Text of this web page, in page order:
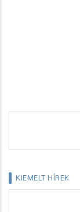
KIEMELT HÍREK